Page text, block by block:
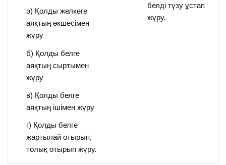
ә) Қолды желкеге
аяқтың өкшесімен
жүру
б) Қолды белге
аяқтың сыртымен
жүру
в) Қолды белге
аяқтың ішімен жүру
г) Қолды белге
жартылай отырып,
толық отырып жүру.
белді түзу ұстап
жүру.